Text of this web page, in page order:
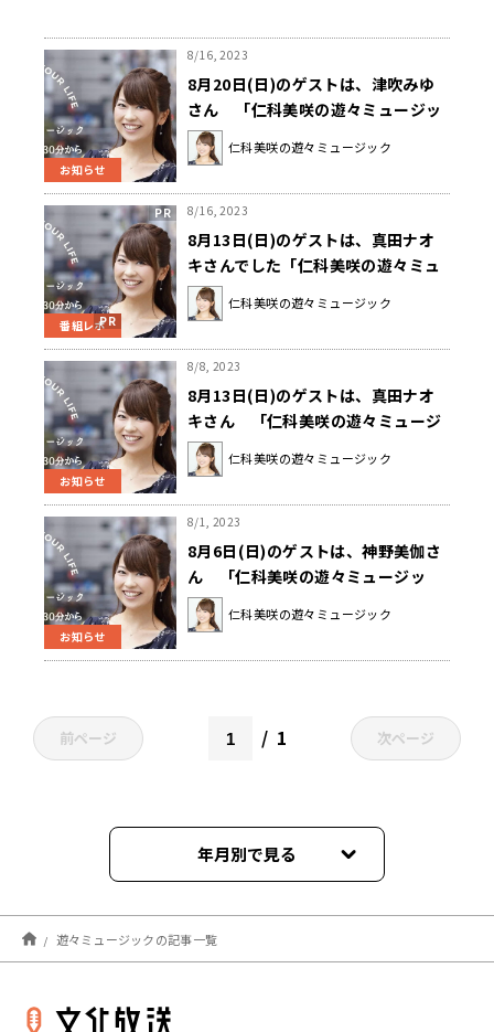
お知らせ
8/16, 2023
8月20日(日)のゲストは、津吹みゆ
さん 「仁科美咲の遊々ミュージッ
ク」
仁科美咲の遊々ミュージック
番組レポ
8/16, 2023
8月13日(日)のゲストは、真田ナオ
キさんでした「仁科美咲の遊々ミュ
ージック」
仁科美咲の遊々ミュージック
お知らせ
8/8, 2023
8月13日(日)のゲストは、真田ナオ
キさん 「仁科美咲の遊々ミュージ
ック」
仁科美咲の遊々ミュージック
お知らせ
8/1, 2023
8月6日(日)のゲストは、神野美伽さ
ん 「仁科美咲の遊々ミュージッ
ク」
仁科美咲の遊々ミュージック
前ページ 1 次ページ
年月別で見る
2026年08月
2026年07月
2026年06月
遊々ミュージックの記事一覧